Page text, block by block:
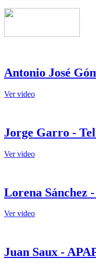
Antonio José
Ver video
Jorge Garro -
Ver video
Lorena Sánchez
Ver video
Juan Saux -